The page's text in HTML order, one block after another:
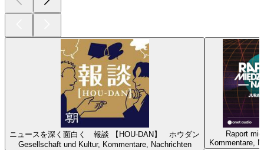
ニュースを深く面白く 報談 【HOU-DAN】 ホウダン
Gesellschaft und Kultur, Kommentare, Nachrichten
Raport
Kommentare,